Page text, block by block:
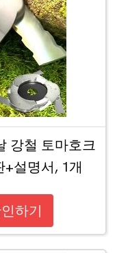
강철 토마호크
설명서, 1개
하기